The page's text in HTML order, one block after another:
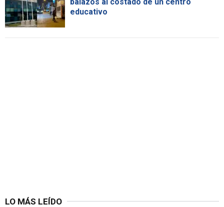
educativo
LO MÁS LEÍDO